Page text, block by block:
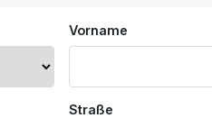
Vorname
Straße